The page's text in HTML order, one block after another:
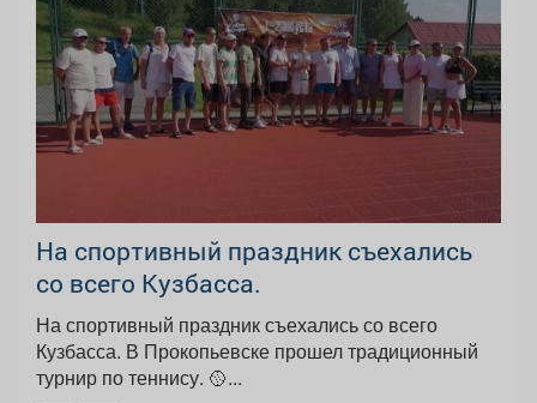
На спортивный праздник съехались
со всего Кузбасса.
На спортивный праздник съехались со всего
Кузбасса. В Прокопьевске прошел традиционный
турнир по теннису. 🥎...